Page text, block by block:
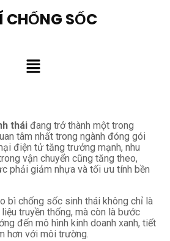
CHỐNG SỐC
thái đang trở thành một trong
tâm nhất trong ngành đóng gói
điện tử tăng trưởng mạnh, nhu
vận chuyển cũng tăng theo,
phải giảm nhựa và tối ưu tính bền
bì chống sốc sinh thái không chỉ là
truyền thống, mà còn là bước
đến mô hình kinh doanh xanh, tiết
hơn với môi trường.